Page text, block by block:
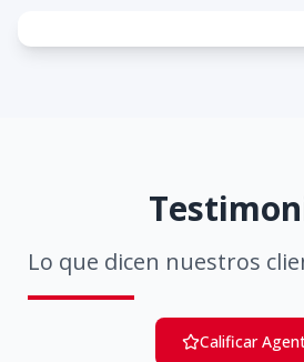
Lo que dicen nuestros
Calificar